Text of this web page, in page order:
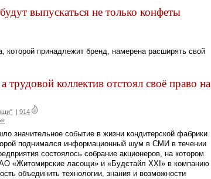
выпускаться не только конфеты
которой принадлежит бренд, намерена расширять свой
трудовой коллектив отстоял своё право на
| 914
значительное событие в жизни кондитерской фабрики
поднимался информационный шум в СМИ в течении
состоялось собрание акционеров, на котором
«Житомирские ласощи» и «Будстайл ХХІ» в компанию
объединить технологии, знания и возможности